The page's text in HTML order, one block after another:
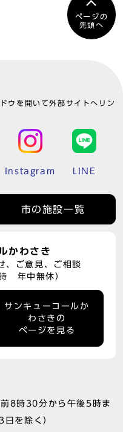
ページの
先頭へ
ウを開いて外部サイトへリン
Instagram LINE
市の施設一覧
かわさき
、ご意見、ご相談
年中無休）
サンキューコールか
わさきの
ページを見る
8時30分から午後5時ま
を除く）